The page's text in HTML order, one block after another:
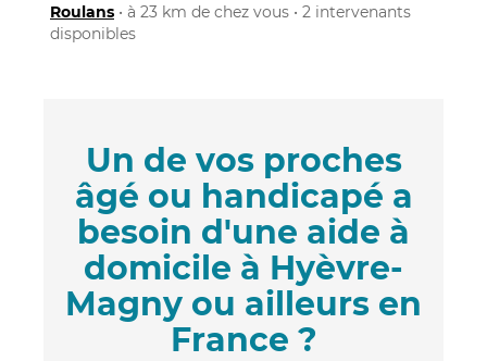
Roulans • à 23 km de chez vous • 2 intervenants
disponibles
Un de vos proches
âgé ou handicapé a
besoin d'une aide à
domicile à Hyèvre-
Magny ou ailleurs en
France ?